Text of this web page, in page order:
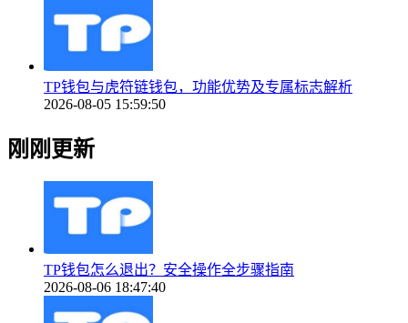
TP钱包与虎符链钱包，功能优势及专属标志解析
2026-08-05 15:59:50
刚刚更新
TP钱包怎么退出？安全操作全步骤指南
2026-08-06 18:47:40